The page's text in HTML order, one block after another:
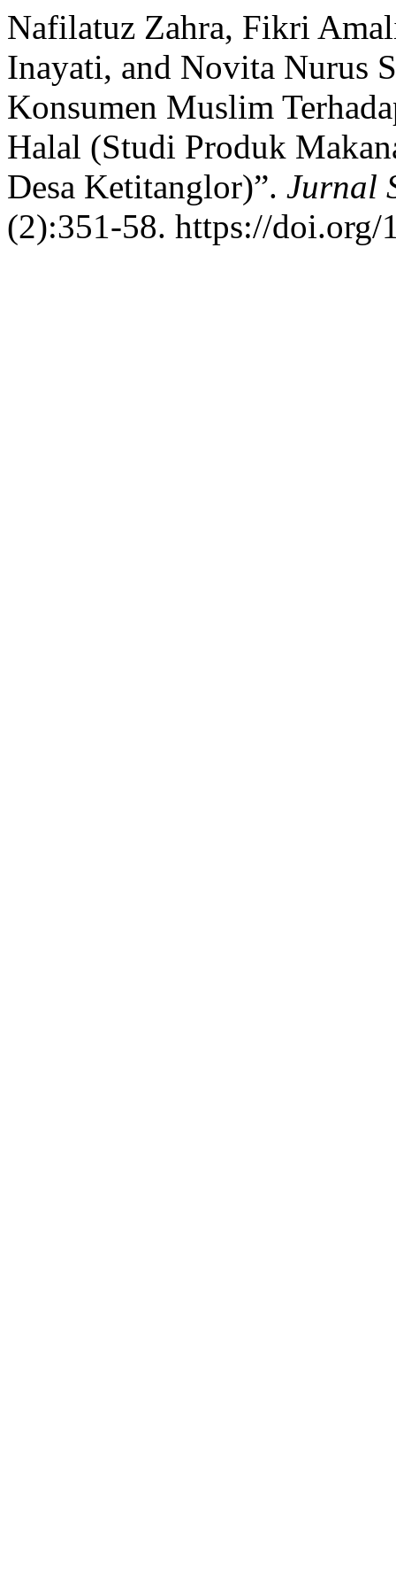
Nafilatuz Zahra, Fikri
Inayati, and Novita Nurus
Konsumen Muslim
Halal (Studi Produk
Desa Ketitanglor)”. Jurnal
(2):351-58. https://